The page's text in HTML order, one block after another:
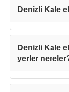
Denizli Kale
Denizli Kale
yerler